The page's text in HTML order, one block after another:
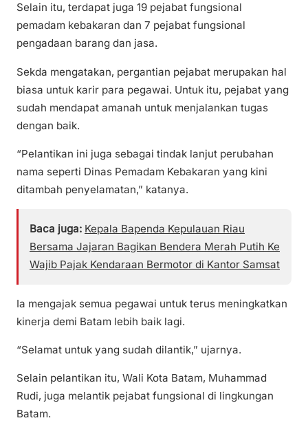
Selain itu, terdapat juga 19 pejabat fungsional
pemadam kebakaran dan 7 pejabat fungsional
pengadaan barang dan jasa.
Sekda mengatakan, pergantian pejabat merupakan hal
biasa untuk karir para pegawai. Untuk itu, pejabat yang
sudah mendapat amanah untuk menjalankan tugas
dengan baik.
“Pelantikan ini juga sebagai tindak lanjut perubahan
nama seperti Dinas Pemadam Kebakaran yang kini
ditambah penyelamatan,” katanya.
Baca juga: Kepala Bapenda Kepulauan Riau
Bersama Jajaran Bagikan Bendera Merah Putih Ke
Wajib Pajak Kendaraan Bermotor di Kantor Samsat
Ia mengajak semua pegawai untuk terus meningkatkan
kinerja demi Batam lebih baik lagi.
“Selamat untuk yang sudah dilantik,” ujarnya.
Selain pelantikan itu, Wali Kota Batam, Muhammad
Rudi, juga melantik pejabat fungsional di lingkungan
Batam.